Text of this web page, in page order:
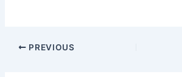
Post
PREVIOUS